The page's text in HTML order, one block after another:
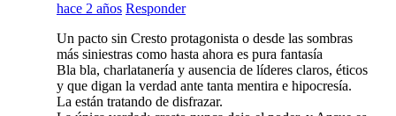
hace 2 años Responder
Un pacto sin Cresto protagonista o desde las sombras
más siniestras como hasta ahora es pura fantasía
Bla bla, charlatanería y ausencia de líderes claros, éticos
y que digan la verdad ante tanta mentira e hipocresía.
La están tratando de disfrazar.